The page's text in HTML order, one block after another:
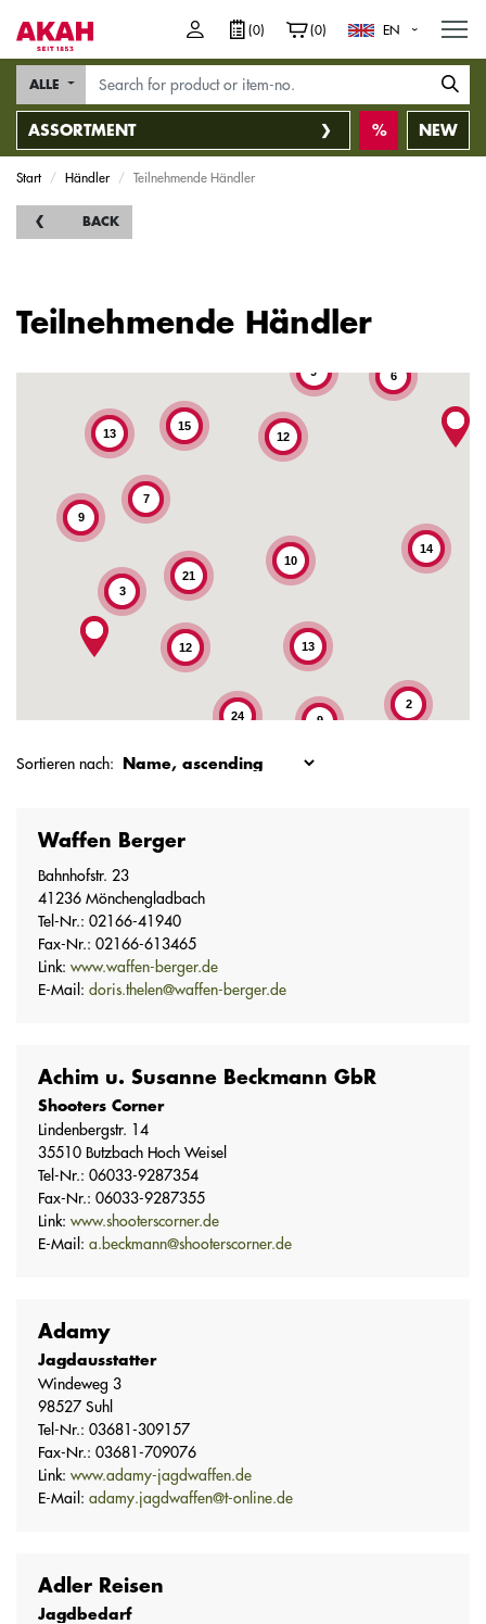
(0) (0) EN
ASSORTMENT
ALLE
NEW
Start Händler Teilnehmende Händler
BACK
Teilnehmende Händler
9
21
10
13
13
12
24
15
12
14
9
9
6
7
5
9
3
7
2
Sortieren nach:
Waffen Berger
Bahnhofstr. 23
41236 Mönchengladbach
Tel-Nr.: 02166-41940
Fax-Nr.: 02166-613465
Link: www.waffen-berger.de
E-Mail: doris.thelen@waffen-berger.de
Achim u. Susanne Beckmann GbR
Shooters Corner
Lindenbergstr. 14
35510 Butzbach Hoch Weisel
Tel-Nr.: 06033-9287354
Fax-Nr.: 06033-9287355
Link: www.shooterscorner.de
E-Mail: a.beckmann@shooterscorner.de
Adamy
Jagdausstatter
Windeweg 3
98527 Suhl
Tel-Nr.: 03681-309157
Fax-Nr.: 03681-709076
Link: www.adamy-jagdwaffen.de
E-Mail: adamy.jagdwaffen@t-online.de
Adler Reisen
Jagdbedarf